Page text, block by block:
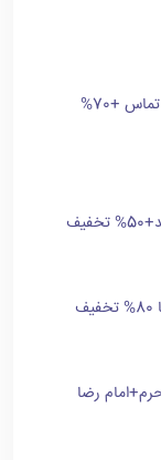
رزرو مسافرخانه مشهد نزدیک حرم+قیمت+شماره تماس +70%
رضا